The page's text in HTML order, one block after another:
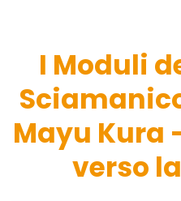
I Moduli
Mayu Kura
verso